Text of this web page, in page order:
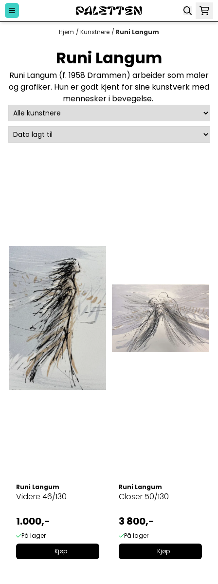
Hopp til innhold
Hjem / Kunstnere / Runi Langum
Runi Langum
Runi Langum (f. 1958 Drammen) arbeider som maler
og grafiker. Hun er godt kjent for sine kunstverk med
mennesker i bevegelse.
Runi Langum
Videre 46/130
1.000,-
På lager
Kjøp
Runi Langum
Closer 50/130
3 800,-
På lager
Kjøp